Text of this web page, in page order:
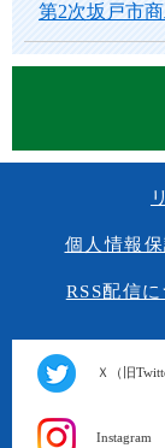
第2次坂戸市
個人情報
RSS配信
Ｘ（旧
Instagram